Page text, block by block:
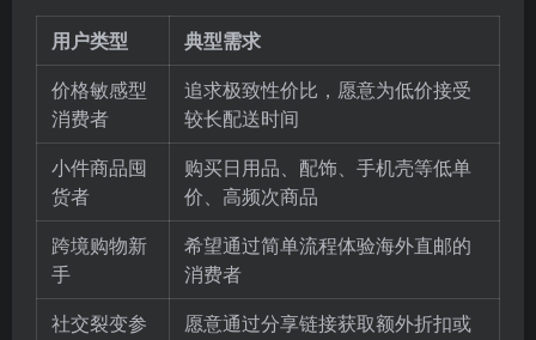
用户类型
典型需求
价格敏感型
消费者
追求极致性价比，愿意为低价接受
较长配送时间
小件商品囤
货者
购买日用品、配饰、手机壳等低单
价、高频次商品
跨境购物新
手
希望通过简单流程体验海外直邮的
消费者
社交裂变参
愿意通过分享链接获取额外折扣或